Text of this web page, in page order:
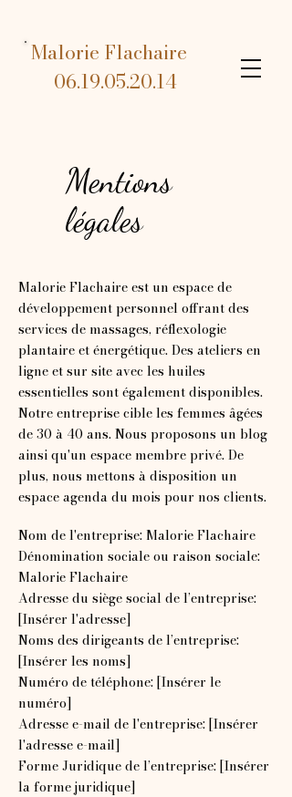
Malorie Flachaire
06.19.05.20.14
Mentions
légales
Malorie Flachaire est un espace de
développement personnel offrant des
services de massages, réflexologie
plantaire et énergétique. Des ateliers en
ligne et sur site avec les huiles
essentielles sont également disponibles.
Notre entreprise cible les femmes âgées
de 30 à 40 ans. Nous proposons un blog
ainsi qu'un espace membre privé. De
plus, nous mettons à disposition un
espace agenda du mois pour nos clients.
Nom de l'entreprise: Malorie Flachaire
Dénomination sociale ou raison sociale:
Malorie Flachaire
Adresse du siège social de l’entreprise:
[Insérer l'adresse]
Noms des dirigeants de l’entreprise:
[Insérer les noms]
Numéro de téléphone: [Insérer le
numéro]
Adresse e-mail de l'entreprise: [Insérer
l'adresse e-mail]
Forme Juridique de l’entreprise: [Insérer
la forme juridique]